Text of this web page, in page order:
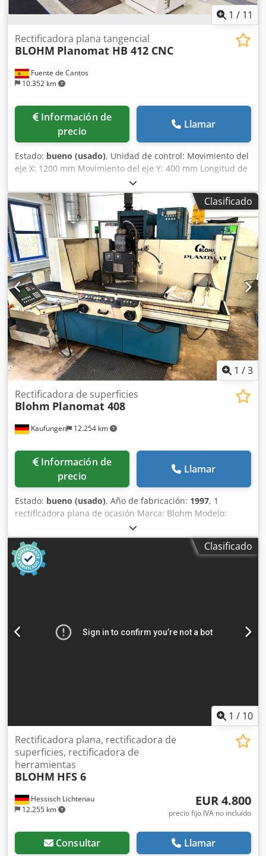
1 / 11
Fuente de Cantos
10.352 km
Rectificadora plana tangencial
BLOHM Planomat HB 412 CNC
Información de
precio
Llamar
Estado: bueno (usado), Unidad de control: Movimiento del
eje X: 1200 mm Movimiento del eje Y: 400 mm Longitud de
la mesa de trabajo: 1200 mm Ancho de la mesa de trabajo:
350 mm Dsdogq I Nmopfx Ad Rjck Conexión electrónica
principal: 380 V Requisito de potencia total: 24 kVA
Refrigeración interna: sí. Ancho: 4.500 mm Profundidad:
2000 mm Altura: 2200 mm Peso: 4.500 kilogramos
Clasificado
1 /3
Kaufungen 12.254 km
Rectificadora de superficies
Blohm Planomat 408
Información de
precio
Llamar
Estado: bueno (usado), Año de fabricación: 1997, 1
rectificadora plana de ocasión Marca: Blohm Modelo:
Planomat 408 Año de fabricación: 1997 Datos técnicos:
Longitud de rectificado: 800 mm Ancho de rectificado: 400
mm Placa magnética: 800 x 400 mm Diámetro de la muela:
400 mm Ancho de la muela: 80 mm Peso de la máquina:
aprox. 4,5 t Dimensiones aprox. (L x An x Al): 3200 x 2300 x
Clasificado
1 / 10
Hessisch Lichtenau
12.255 km
Rectificadora plana, rectificadora de
superficies, rectificadora de
herramientas
BLOHM HFS 6
EUR 4.800
precio fijo IVA no incluído
Consultar Llamar